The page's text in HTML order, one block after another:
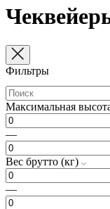
Фильтры
Максимальная
—
Вес брутто (кг)
—